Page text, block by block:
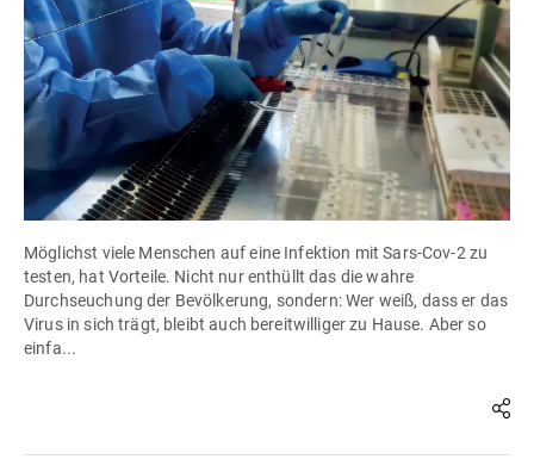
Möglichst viele Menschen auf eine Infektion mit Sars-Cov-2 zu
testen, hat Vorteile. Nicht nur enthüllt das die wahre
Durchseuchung der Bevölkerung, sondern: Wer weiß, dass er das
Virus in sich trägt, bleibt auch bereitwilliger zu Hause. Aber so
einfa...